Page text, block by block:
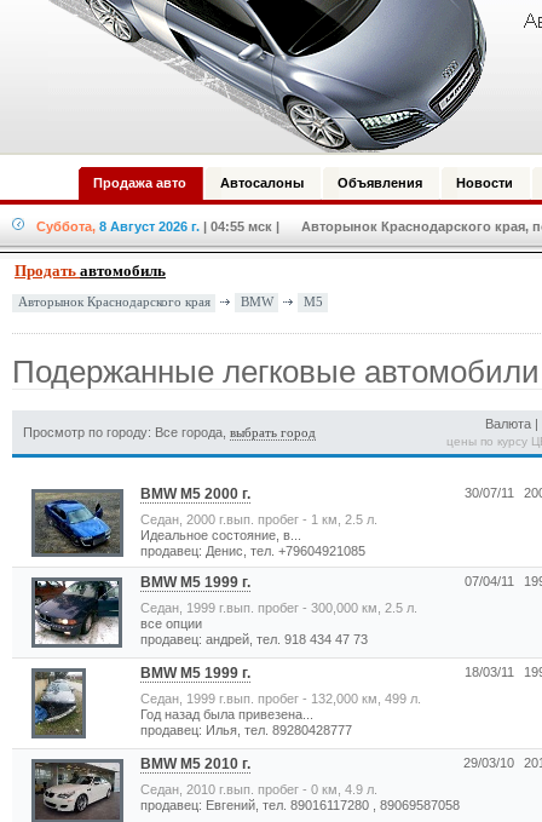
Продажа авто Автосалоны Объявления Новости
Суббота, 8 Август 2026 г. | 04:55 мск | Авторынок Краснодарского края,
Продать автомобиль
Авторынок Краснодарского края BMW M5
Подержанные легковые
Просмотр по городу: Все города,выбрать город
Валюта |
цены по курсу
BMW M5 2000 г.
Седан, 2000 г.вып. пробег - 1 км, 2.5 л.
Идеальное состояние, в...
продавец: Денис, тел. +79604921085
30/07/11
BMW M5 1999 г.
Седан, 1999 г.вып. пробег - 300,000 км, 2.5 л.
все опции
продавец: андрей, тел. 918 434 47 73
07/04/11
BMW M5 1999 г.
Седан, 1999 г.вып. пробег - 132,000 км, 499 л.
Год назад была привезена...
продавец: Илья, тел. 89280428777
18/03/11
BMW M5 2010 г.
Седан, 2010 г.вып. пробег - 0 км, 4.9 л.
продавец: Евгений, тел. 89016117280 , 89069587058
29/03/10